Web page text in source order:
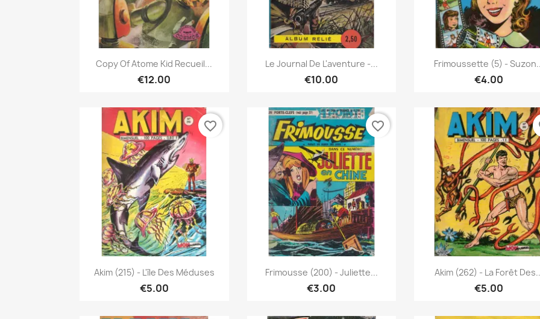
Quick view
Copy Of Atome Kid Recueil...
€12.00
Quick view
Le Journal De L'aventure -...
€10.00
Quick view
Frimoussette (5) -
€4.00
 Quick view
Akim (215) - L'île Des Méduses
€5.00
favorite_border
Quick view
Frimousse (200) - Juliette...
€3.00
favorite_border
Quick view
Akim (262) - La Forêt
€5.00